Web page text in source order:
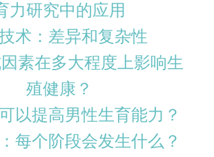
力研究中的应用
术：差异和复杂性
素在多大程度上影响生
殖健康？
以提高男性生育能力？
每个阶段会发生什么？